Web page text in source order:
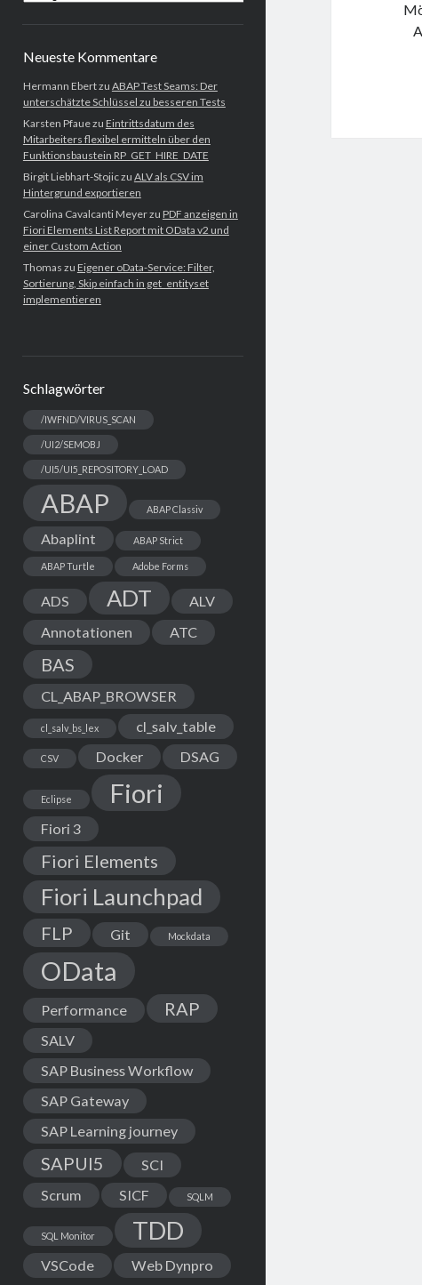
Neueste Kommentare
Hermann Ebertzu ABAP Test Seams: Der
unterschätzte Schlüssel zu besseren Tests
Karsten Pfauezu Eintrittsdatum des
Mitarbeiters flexibel ermitteln über den
Funktionsbaustein RP_GET_HIRE_DATE
Birgit Liebhart-Stojiczu ALV als CSV im
Hintergrund exportieren
Carolina Cavalcanti Meyerzu PDF anzeigen in
Fiori Elements List Report mit OData v2 und
einer Custom Action
Thomas zu Eigener oData-Service: Filter,
Sortierung, Skip einfach in get_entityset
implementieren
Schlagwörter
/IWFND/VIRUS_SCAN
/UI2/SEMOBJ
/UI5/UI5_REPOSITORY_LOAD
ABAP ABAP Classiv
Abaplint ABAP Strict
ABAP Turtle Adobe Forms
ADS ADT
ALV
Annotationen
ATC
BAS
CL_ABAP_BROWSER
cl_salv_bs_lex cl_salv_table
CSV Docker DSAG
Eclipse Fiori
Fiori 3
Fiori Elements
Fiori Launchpad
FLP Git Mockdata
OData
Performance RAP
SALV
SAP Business Workflow
SAP Gateway
SAP Learning journey
SAPUI5
SCI
Scrum
SICF SQLM
SQL Monitor TDD
VSCode Web Dynpro